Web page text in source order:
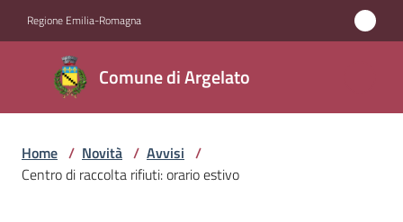
Regione Emilia-Romagna
Comune di Argelato
Comune
di
Argelato
Home / Novità / Avvisi /
Centro di raccolta rifiuti: orario estivo